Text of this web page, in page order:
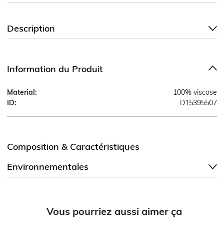
Description
Information du Produit
Material:
100% viscose
ID:
D15395507
Composition & Caractéristiques
Environnementales
Vous pourriez aussi aimer ça